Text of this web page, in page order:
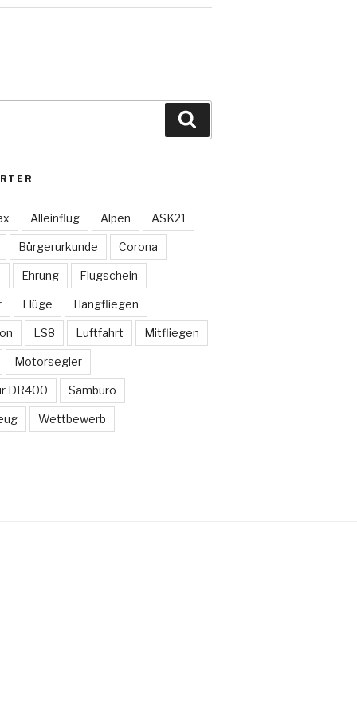
Alleinflug Alpen ASK21
Bürgerurkunde Corona
Ehrung Flugschein
Flüge Hangfliegen
LS8 Luftfahrt Mitfliegen
Motorsegler
DR400 Samburo
Wettbewerb